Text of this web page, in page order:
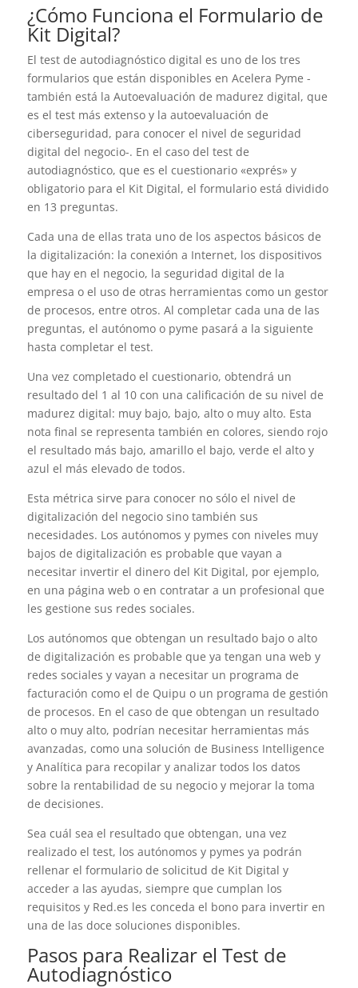
¿Cómo Funciona el Formulario de
Kit Digital?
El test de autodiagnóstico digital es uno de los tres
formularios que están disponibles en Acelera Pyme -
también está la Autoevaluación de madurez digital, que
es el test más extenso y la autoevaluación de
ciberseguridad, para conocer el nivel de seguridad
digital del negocio-. En el caso del test de
autodiagnóstico, que es el cuestionario «exprés» y
obligatorio para el Kit Digital, el formulario está dividido
en 13 preguntas.
Cada una de ellas trata uno de los aspectos básicos de
la digitalización: la conexión a Internet, los dispositivos
que hay en el negocio, la seguridad digital de la
empresa o el uso de otras herramientas como un gestor
de procesos, entre otros. Al completar cada una de las
preguntas, el autónomo o pyme pasará a la siguiente
hasta completar el test.
Una vez completado el cuestionario, obtendrá un
resultado del 1 al 10 con una calificación de su nivel de
madurez digital: muy bajo, bajo, alto o muy alto. Esta
nota final se representa también en colores, siendo rojo
el resultado más bajo, amarillo el bajo, verde el alto y
azul el más elevado de todos.
Esta métrica sirve para conocer no sólo el nivel de
digitalización del negocio sino también sus
necesidades. Los autónomos y pymes con niveles muy
bajos de digitalización es probable que vayan a
necesitar invertir el dinero del Kit Digital, por ejemplo,
en una página web o en contratar a un profesional que
les gestione sus redes sociales.
Los autónomos que obtengan un resultado bajo o alto
de digitalización es probable que ya tengan una web y
redes sociales y vayan a necesitar un programa de
facturación como el de Quipu o un programa de gestión
de procesos. En el caso de que obtengan un resultado
alto o muy alto, podrían necesitar herramientas más
avanzadas, como una solución de Business Intelligence
y Analítica para recopilar y analizar todos los datos
sobre la rentabilidad de su negocio y mejorar la toma
de decisiones.
Sea cuál sea el resultado que obtengan, una vez
realizado el test, los autónomos y pymes ya podrán
rellenar el formulario de solicitud de Kit Digital y
acceder a las ayudas, siempre que cumplan los
requisitos y Red.es les conceda el bono para invertir en
una de las doce soluciones disponibles.
Pasos para Realizar el Test de
Autodiagnóstico